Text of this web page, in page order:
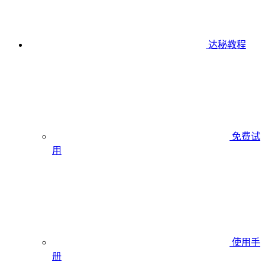
达秘教程
免费试
用
使用手
册